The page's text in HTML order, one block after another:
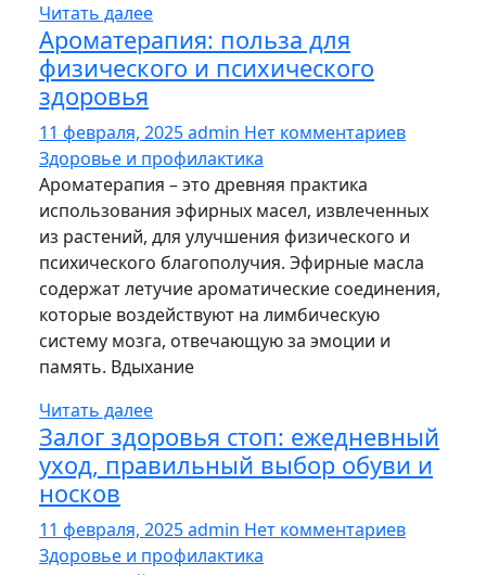
Читать далее
Ароматерапия: польза для
физического и психического
здоровья
11 февраля, 2025admin Нет комментариев
Здоровье и профилактика
Ароматерапия – это древняя практика
использования эфирных масел, извлеченных
из растений, для улучшения физического и
психического благополучия. Эфирные масла
содержат летучие ароматические соединения,
которые воздействуют на лимбическую
систему мозга, отвечающую за эмоции и
память. Вдыхание
Читать далее
Залог здоровья стоп: ежедневный
уход, правильный выбор обуви и
носков
11 февраля, 2025admin Нет комментариев
Здоровье и профилактика